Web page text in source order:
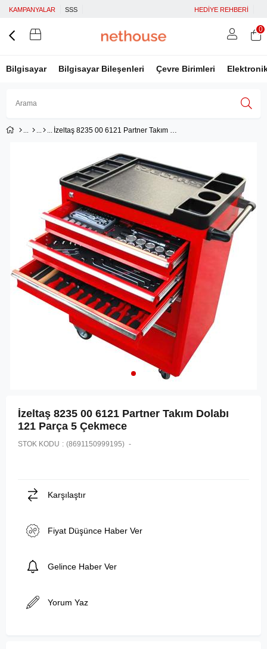
KAMPANYALAR SSS HEDİYE REHBERİ
Bilgisayar Bilgisayar Bileşenleri Çevre Birimleri
Üye Girişi
Google İle Bağlan
0
İzeltaş 8235 00 6121 Partner Takım Dolabı 121 Parça 5 Çekmece
İzeltaş 8235 00 6121 Partner Takım Dolabı
121 Parça 5 Çekmece
STOK KODU (8691150999195)
Karşılaştır
Fiyat Düşünce Haber Ver
Gelince Haber Ver
Yorum Yaz